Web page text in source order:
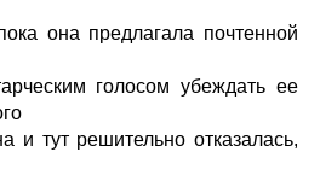
она предлагала почтенной
голосом убеждать ее
и тут решительно отказалась,